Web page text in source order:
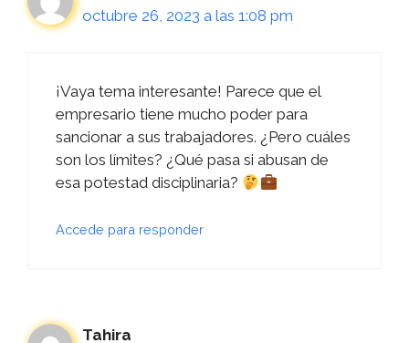
octubre 26, 2023 a las 1:08 pm
¡Vaya tema interesante! Parece que el
empresario tiene mucho poder para
sancionar a sus trabajadores. ¿Pero cuáles
son los límites? ¿Qué pasa si abusan de
esa potestad disciplinaria?
Accede para responder
Tahira